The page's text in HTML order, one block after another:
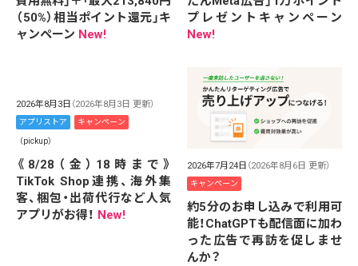
（50%）相当ポイント還元」キ
ャンペーン New!
プレゼントキャンペーン
New!
2026年8月3日 （2026年8月3日 更新）
アプリストア キャンペーン
（pickup）
《8/28（金）18時まで》
TikTok Shop連携、海外集
客、梱包・出荷代行など人気
アプリがお得！ New!
2026年7月24日 （2026年8月6日 更新）
キャンペーン
約5分のお申し込みで利用可
能！ChatGPTも配信面に加わ
った広告で再訪を促しませ
んか？